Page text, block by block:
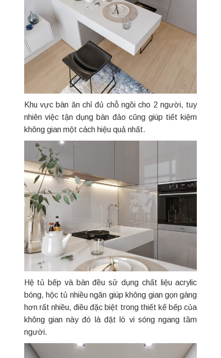
Khu vực bàn ăn chỉ đủ chỗ ngồi cho 2 người, tuy
nhiên việc tận dụng bàn đảo cũng giúp tiết kiệm
không gian một cách hiệu quả nhất.
Hệ tủ bếp và bàn đều sử dụng chất liệu acrylic
bóng, hộc tủ nhiều ngăn giúp không gian gọn gàng
hơn rất nhiều, điều đặc biệt trong thiết kế bếp của
không gian này đó là đặt lò vi sóng ngang tầm
người.